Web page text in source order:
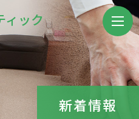
ィック
新着情報